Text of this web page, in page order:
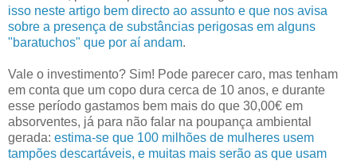
isso neste artigo bem directo ao assunto e que nos avisa
sobre a presença de substâncias perigosas em alguns
"baratuchos" que por aí andam.
Vale o investimento? Sim! Pode parecer caro, mas tenham
em conta que um copo dura cerca de 10 anos, e durante
esse período gastamos bem mais do que 30,00€ em
absorventes, já para não falar na poupança ambiental
gerada: estima-se que 100 milhões de mulheres usem
tampões descartáveis, e muitas mais serão as que usam